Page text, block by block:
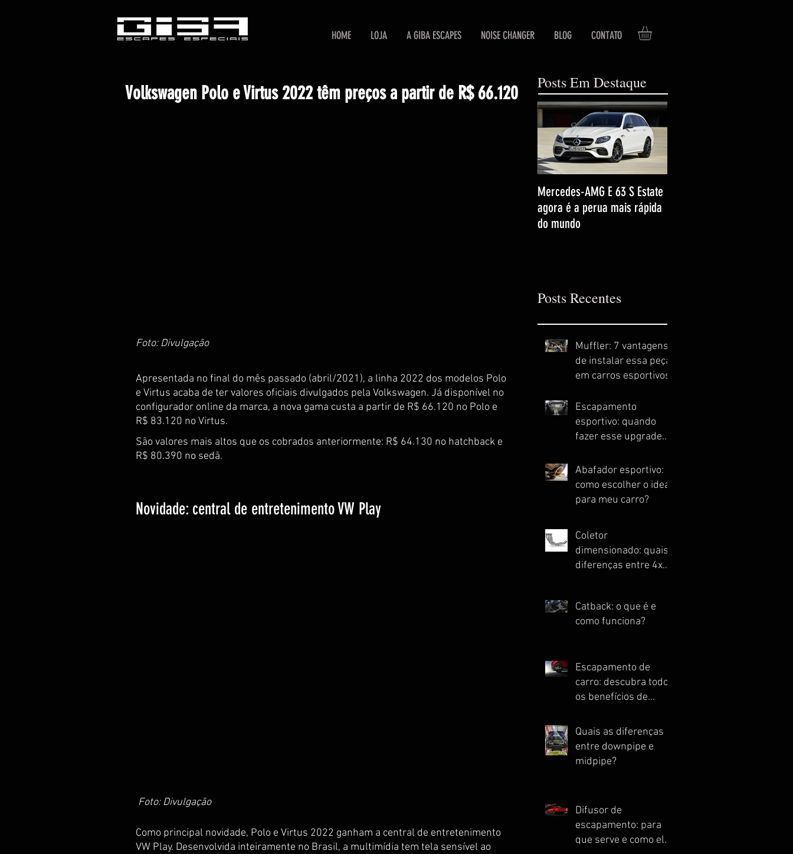
HOME LOJA A GIBA ESCAPES NOISE CHANGER BLOG CONTATO
Volkswagen Polo e Virtus 2022 têm preços a partir de R$ 66.120
Foto: Divulgação
Apresentada no final do mês passado (abril/2021), a linha 2022 dos modelos Polo
e Virtus acaba de ter valores oficiais divulgados pela Volkswagen. Já disponível no
configurador online da marca, a nova gama custa a partir de R$ 66.120 no Polo e
R$ 83.120 no Virtus.
São valores mais altos que os cobrados anteriormente: R$ 64.130 no hatchback e
R$ 80.390 no sedã.
Novidade: central de entretenimento VW Play
Foto: Divulgação
Como principal novidade, Polo e Virtus 2022 ganham a central de entretenimento
VW Play. Desenvolvida inteiramente no Brasil, a multimídia tem tela sensível ao
Posts Em Destaque
Mercedes-AMG E 63 S Estate
agora é a perua mais rápida
do mundo
Posts Recentes
Muffler: 7 vantagens
de instalar essa peça
em carros esportivos
Escapamento
esportivo: quando
fazer esse upgrade
Abafador esportivo:
como escolher o ideal
para meu carro?
Coletor
dimensionado: quais
diferenças entre 4x1,
Catback: o que é e
como funciona?
Escapamento de
carro: descubra todos
os benefícios de
Quais as diferenças
entre downpipe e
midpipe?
Difusor de
escapamento: para
que serve e como ele